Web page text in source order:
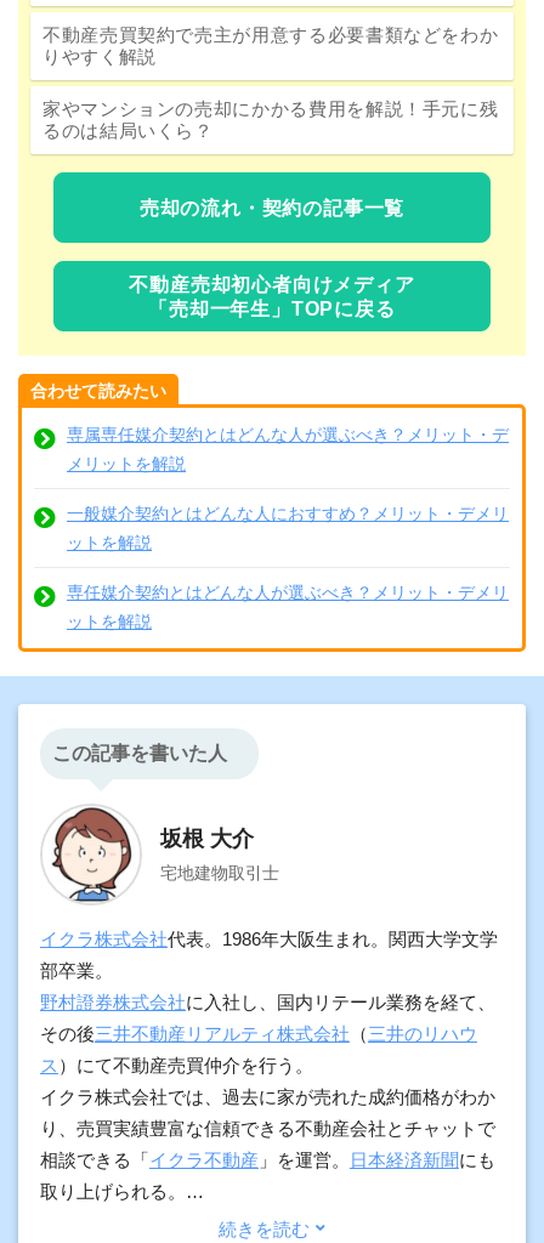
不動産売買契約で売主が用意する必要書類などをわか
りやすく解説
家やマンションの売却にかかる費用を解説！手元に残
るのは結局いくら？
売却の流れ・契約の記事一覧
不動産売却初心者向けメディア
「売却一年生」TOPに戻る
合わせて読みたい
専属専任媒介契約とはどんな人が選ぶべき？メリット・デ
メリットを解説
一般媒介契約とはどんな人におすすめ？メリット・デメリ
ットを解説
専任媒介契約とはどんな人が選ぶべき？メリット・デメリ
ットを解説
この記事を書いた人
坂根 大介
宅地建物取引士
イクラ株式会社代表。1986年大阪生まれ。関西大学文学
部卒業。
野村證券株式会社に入社し、国内リテール業務を経て、
その後三井不動産リアルティ株式会社 （三井のリハウ
ス ）にて不動産売買仲介を行う。
イクラ株式会社では、過去に家が売れた成約価格がわか
り、売買実績豊富な信頼できる不動産会社とチャットで
相談できる「イクラ不動産 」を運営。 日本経済新聞にも
取り上げられる。
加えて、契約実務や物件調査の経験をもとに、プロ向け